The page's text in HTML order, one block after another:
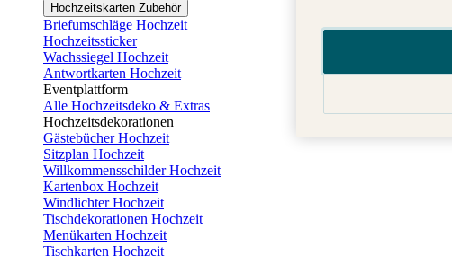
Hochzeitskarten Zubehör
Briefumschläge Hochzeit
Hochzeitssticker
Wachssiegel Hochzeit
Antwortkarten Hochzeit
Eventplattform
Alle Hochzeitsdeko & Extras
Hochzeitsdekorationen
Gästebücher Hochzeit
Sitzplan Hochzeit
Willkommensschilder Hochzeit
Kartenbox Hochzeit
Windlichter Hochzeit
Tischdekorationen Hochzeit
Menükarten Hochzeit
Tischkarten Hochzeit